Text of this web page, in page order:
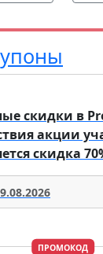
скидки в
акции
скидка
ПРОМОКОД